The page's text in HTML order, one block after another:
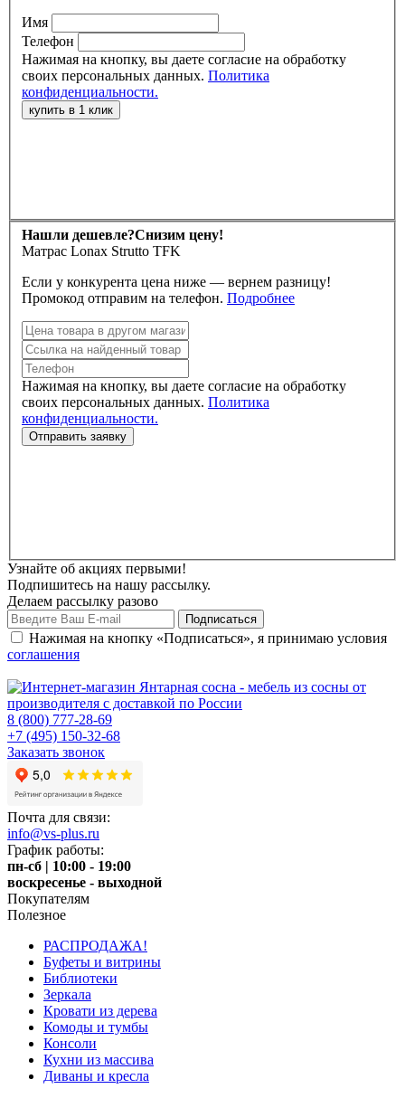
Имя
Телефон
Нажимая на кнопку, вы даете согласие на обработку
своих персональных данных. Политика
конфиденциальности.
Нашли дешевле?Снизим цену!
Матрас Lonax Strutto TFK
Если у конкурента цена ниже — вернем разницу!
Промокод отправим на телефон. Подробнее
Нажимая на кнопку, вы даете согласие на обработку
своих персональных данных. Политика
конфиденциальности.
Узнайте об акциях первыми!
Подпишитесь на нашу рассылку.
Делаем рассылку разово
Нажимая на кнопку «Подписаться», я принимаю условия
соглашения
8 (800) 777-28-69
+7 (495) 150-32-68
Заказать звонок
Почта для связи:
info@vs-plus.ru
График работы:
пн-сб | 10:00 - 19:00
воскресенье - выходной
Покупателям
Полезное
РАСПРОДАЖА!
Буфеты и витрины
Библиотеки
Зеркала
Кровати из дерева
Комоды и тумбы
Консоли
Кухни из массива
Диваны и кресла